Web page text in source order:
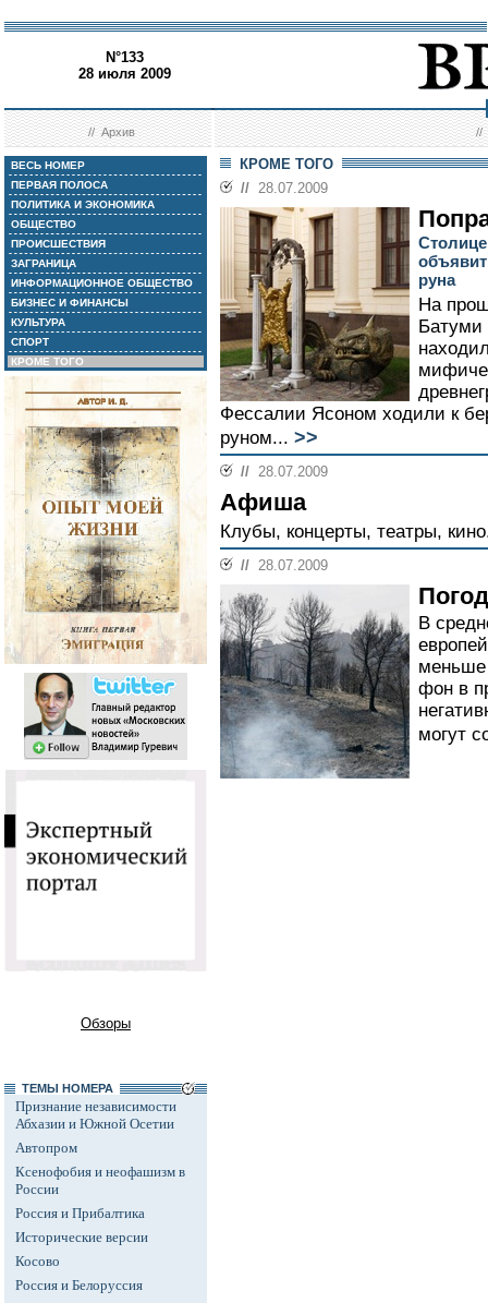
N°133
28 июля 2009
//Архив //
ВЕСЬ НОМЕР
ПЕРВАЯ ПОЛОСА
ПОЛИТИКА И ЭКОНОМИКА
ОБЩЕСТВО
ПРОИСШЕСТВИЯ
ЗАГРАНИЦА
ИНФОРМАЦИОННОЕ ОБЩЕСТВО
БИЗНЕС И ФИНАНСЫ
КУЛЬТУРА
СПОРТ
КРОМЕ ТОГО
Обзоры
ТЕМЫ НОМЕРА
Признание независимости
Абхазии и Южной Осетии
Автопром
Ксенофобия и неофашизм в
России
Россия и Прибалтика
Исторические версии
Косово
Россия и Белоруссия
КРОМЕ ТОГО
// 28.07.2009
руна
На
Батуми
Фессалии Ясоном ходили к
руном... >>
// 28.07.2009
Афиша
Клубы, концерты, театры,
// 28.07.2009
В
меньше
фон в
могут